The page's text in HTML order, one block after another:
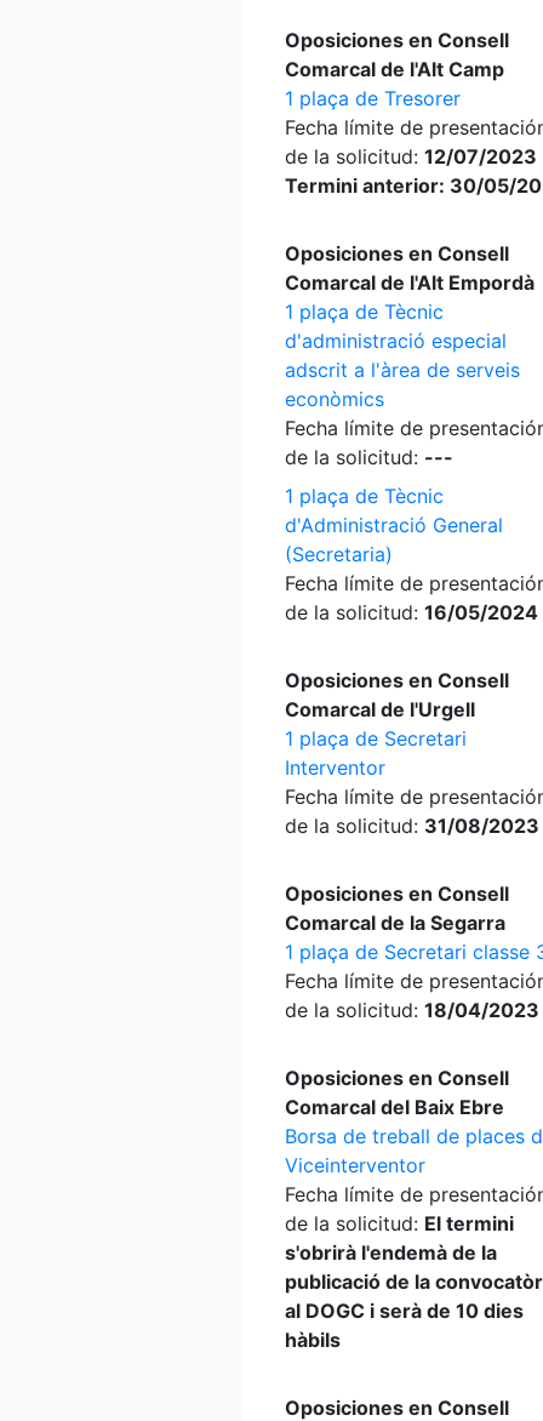
Oposiciones en Consell
Comarcal de l'Alt Camp
1 plaça de Tresorer
Fecha límite de
de la solicitud: 12/07/2023
Termini anterior: 30/05/
Oposiciones en Consell
Comarcal de l'Alt Empordà
1 plaça de Tècnic
d'administració especial
adscrit a l'àrea de serveis
econòmics
Fecha límite de
de la solicitud: ---
1 plaça de Tècnic
d'Administració General
(Secretaria)
Fecha límite de
de la solicitud: 16/05/2024
Oposiciones en Consell
Comarcal de l'Urgell
1 plaça de Secretari
Interventor
Fecha límite de
de la solicitud: 31/08/2023
Oposiciones en Consell
Comarcal de la Segarra
1 plaça de Secretari classe
Fecha límite de
de la solicitud: 18/04/2023
Oposiciones en Consell
Comarcal del Baix Ebre
Borsa de treball de places
Viceinterventor
Fecha límite de
de la solicitud: El termini
s'obrirà l'endemà de la
publicació de la
al DOGC i serà de 10 dies
hàbils
Oposiciones en Consell